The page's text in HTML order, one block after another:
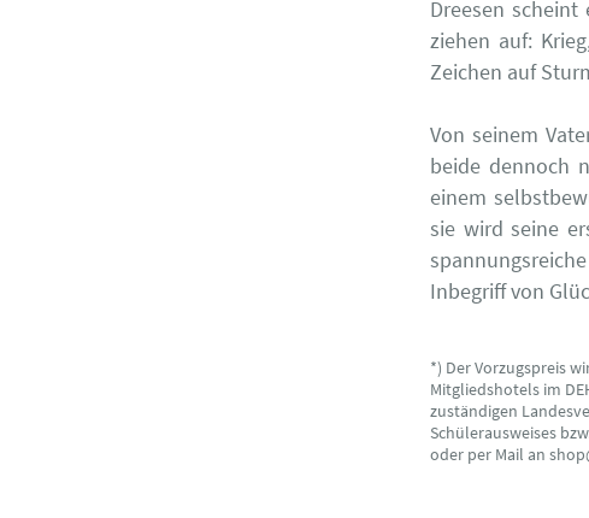
Dreesen
ziehen auf:
Zeichen auf
Von seinem
beide dennoch
einem
sie wird seine
Inbegriff von
*) Der Vorzugspreis
Mitgliedshotels im
zuständigen
Schülerausweises
oder per Mail an